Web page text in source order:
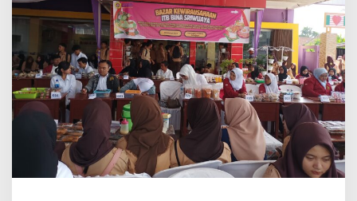
g
i
d
a
n
B
i
s
n
s
B